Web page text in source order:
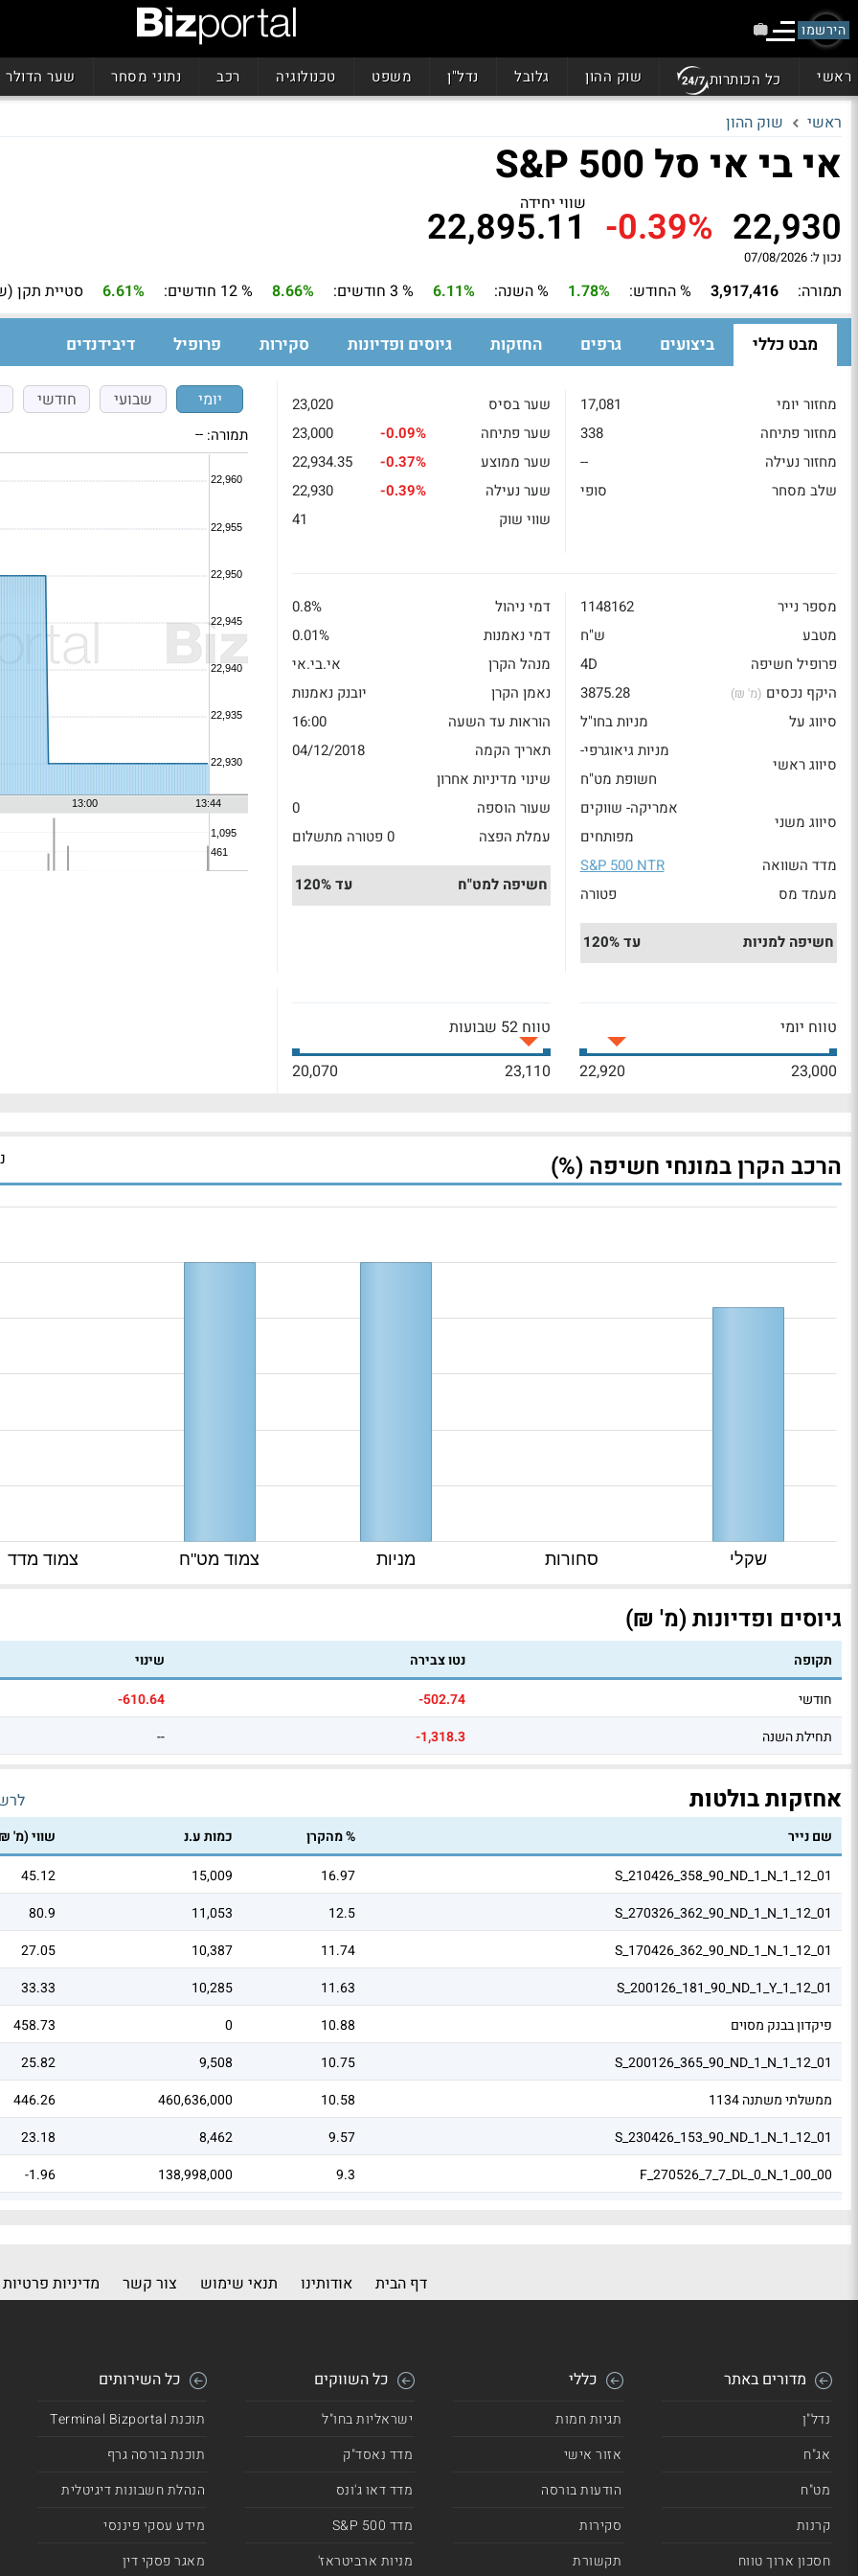
הירשמו
ראשי כל הכותרות שוק ההון גלובל נדל"ן משפט טכנולוגיה רכב נתוני מסחר שער הדולר
ראשי שוק ההון
אי בי אי סל S&P 500
22,930
-0.39% שווי יחידה
22,895.11
נכון ל: 07/08/2026
תמורה: 3,917,416 % החודש: 1.78% % השנה: 6.11% % 3 חודשים: 8.66% % 12 חודשים: 6.61% סטיית תקן
מבט כללי ביצועים גרפים החזקות גיוסים ופדיונות סקירות פרופיל דיבידנדים
מחזור יומי
17,081
מחזור פתיחה
338
מחזור נעילה
--
שלב מסחר
סופי
שער בסיס
23,020
שער פתיחה
-0.09%
23,000
שער ממוצע
-0.37%
22,934.35
שער נעילה
-0.39%
22,930
שווי שוק
41
מספר נייר
1148162
מטבע
ש"ח
פרופיל חשיפה
4D
היקף נכסים (מ' ₪)
3875.28
סיווג על
מניות בחו"ל
סיווג ראשי
מניות גיאוגרפי-
חשופת מט"ח
סיווג משני
אמריקה- שווקים
מפותחים
מדד השוואה
S&P 500 NTR
מעמד מס
פטורה
חשיפה למניות עד 120%
דמי ניהול
0.8%
דמי נאמנות
0.01%
מנהל הקרן
אי.בי.אי
נאמן הקרן
יובנק נאמנות
הוראות עד השעה
16:00
תאריך הקמה
04/12/2018
שינוי מדיניות אחרון
שעור הוספה
0
עמלת הפצה
0 פטורה מתשלום
חשיפה למט"ח עד 120%
יומי שבועי חודשי
תמורה: --
טווח יומי
23,000
22,920
טווח 52 שבועות
23,110
20,070
הרכב הקרן במונחי חשיפה (%)
צמוד מדד צמוד מט"ח מניות סחורות שקלי
גיוסים ופדיונות (מ' ₪)
תקופה נטו צבירה
שינוי
חודשי
-502.74
-610.64
תחילת השנה
-1,318.3
--
אחזקות בולטות
שם נייר % מהקרן כמות ע.נ
שווי (מ'
S_210426_358_90_ND_1_N_1_12_01
16.97
15,009
45.12
S_270326_362_90_ND_1_N_1_12_01
12.5
11,053
80.9
S_170426_362_90_ND_1_N_1_12_01
11.74
10,387
27.05
S_200126_181_90_ND_1_Y_1_12_01
11.63
10,285
33.33
פיקדון בבנק מסוים
10.88
0
458.73
S_200126_365_90_ND_1_N_1_12_01
10.75
9,508
25.82
ממשלתי משתנה 1134
10.58
460,636,000
446.26
S_230426_153_90_ND_1_N_1_12_01
9.57
8,462
23.18
F_270526_7_7_DL_0_N_1_00_00
9.3
138,998,000
-1.96
דף הבית אודותינו תנאי שימוש צור קשר מדיניות פרטיות
מדורים באתר
נדל"ן
אג"ח
מט"ח
קרנות
חסכון ארוך טווח
כללי
תגיות חמות
אזור אישי
הודעות בורסה
סקירות
תקשורת
כל השווקים
ישראליות בחו"ל
מדד נאסד"ק
מדד דאו ג'ונס
מדד 500 S&P
מניות ארביטראז'
כל השירותים
תוכנת Terminal Bizportal
תוכנת בורסה גרף
הנהלת חשבונות דיגיטלית
מידע עסקי פיננסי
מאגר פסקי דין